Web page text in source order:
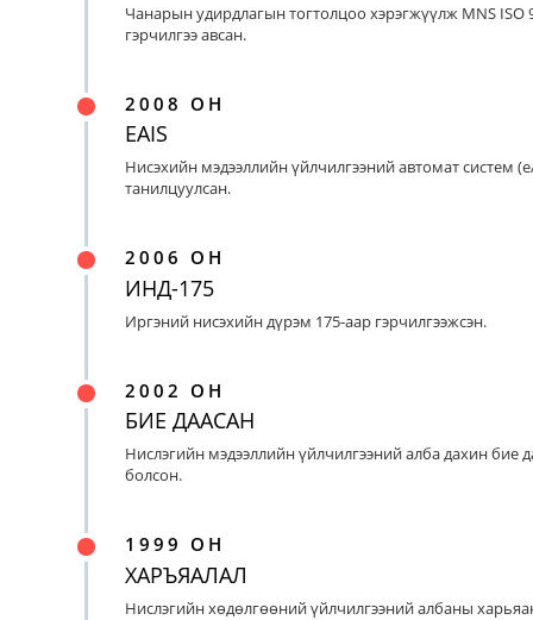
Чанарын удирдлагын тогтолцоо хэрэгжүүлж MNS ISO
гэрчилгээ авсан.
2008 ОН
EAIS
Нисэхийн мэдээллийн үйлчилгээний автомат систем
танилцуулсан.
2006 ОН
ИНД-175
Иргэний нисэхийн дүрэм 175-аар гэрчилгээжсэн.
2002 ОН
БИЕ ДААСАН
Нислэгийн мэдээллийн үйлчилгээний алба дахин бие
болсон.
1999 ОН
ХАРЪЯАЛАЛ
Нислэгийн хөдөлгөөний үйлчилгээний албаны